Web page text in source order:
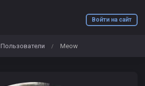
Войти на сайт
Пользователи / Meow